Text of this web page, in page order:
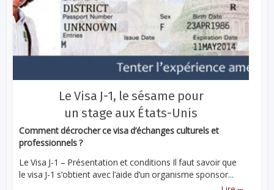
Le Visa J-1, le sésame pour
un stage aux États-Unis
Comment décrocher ce visa d’échanges culturels et
professionnels ?
Le Visa J-1 – Présentation et conditions Il faut savoir que
le visa J-1 s’obtient avec l’aide d’un organisme sponsor...
...